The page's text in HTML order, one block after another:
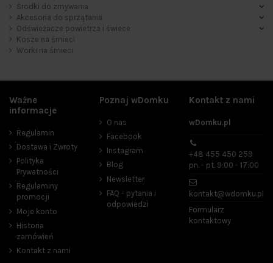
Akcesoria do sprzątania
Kosze na śmieci
Odświeżacze powietrza i świece
Środki czyszczące
Środki do zmywania +
37
Worki na śmieci
150
zł
Producenci
Promocje
W magazynie
Środki do zmywania
Akcesoria do sprzątania
Odświeżacze powietrza i świece
Kosze na śmieci
Worki na śmieci
Ważne
informacje
Regulamin
Dostawa i Zwroty
Polityka
Prywatności
Regulaminy
promocji
Moje konto
Historia
zamówień
Kontakt z nami
Poznaj wDomku
O nas
Facebook
Instagram
Blog
Newsletter
FAQ - pytania i
odpowiedzi
Kontakt z nami
wDomku.pl
+48 455 450 259
pn. - pt. 9:00 - 17:00
kontakt@wdomku.pl
Formularz
kontaktowy